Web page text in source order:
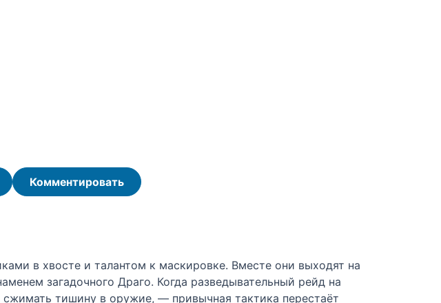
Комментировать
в хвосте и талантом к маскировке. Вместе они выходят на
загадочного Драго. Когда разведывательный рейд на
тишину в оружие, — привычная тактика перестаёт